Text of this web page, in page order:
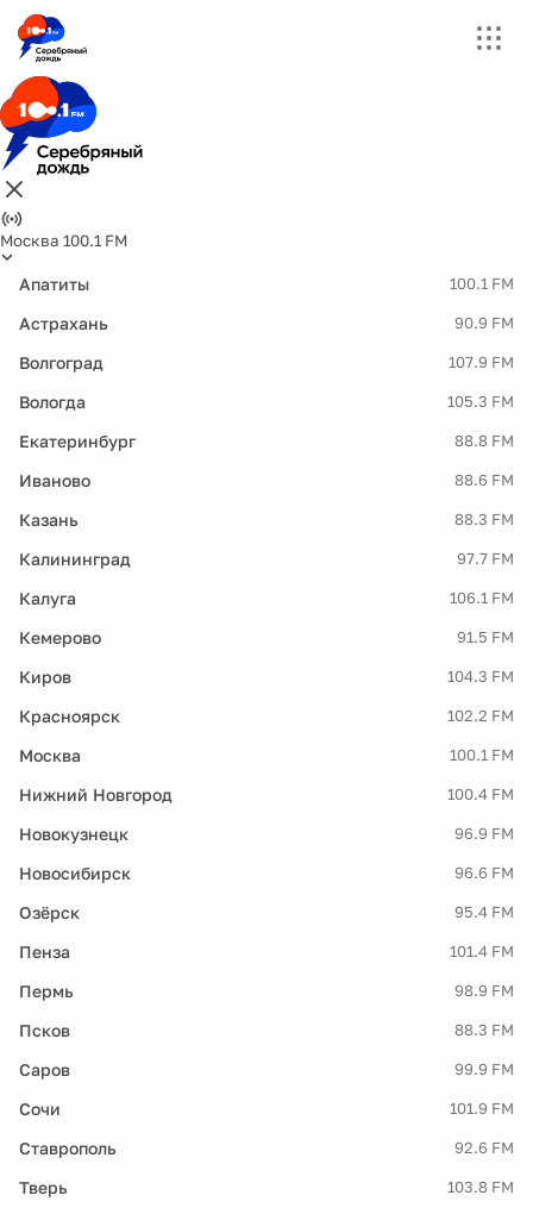
Москва 100.1 FM
Апатиты 100.1 FM
Астрахань 90.9 FM
Волгоград 107.9 FM
Вологда 105.3 FM
Екатеринбург 88.8 FM
Иваново 88.6 FM
Казань 88.3 FM
Калининград 97.7 FM
Калуга 106.1 FM
Кемерово 91.5 FM
Киров 104.3 FM
Красноярск 102.2 FM
Москва 100.1 FM
Нижний Новгород 100.4 FM
Новокузнецк 96.9 FM
Новосибирск 96.6 FM
Озёрск 95.4 FM
Пенза 101.4 FM
Пермь 98.9 FM
Псков 88.3 FM
Саров 99.9 FM
Сочи 101.9 FM
Ставрополь 92.6 FM
Тверь 103.8 FM